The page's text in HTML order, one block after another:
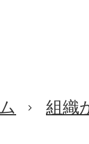
組織